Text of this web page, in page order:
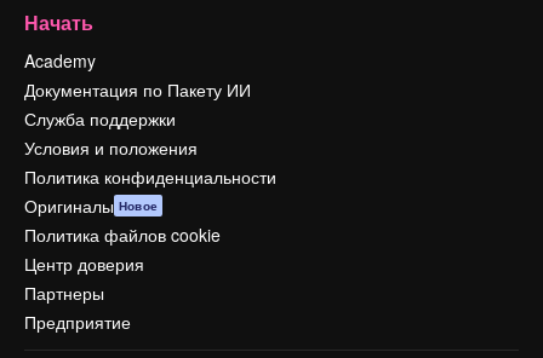
Начать
Academy
Документация по Пакету ИИ
Служба поддержки
Условия и положения
Политика конфиденциальности
Оригиналы Новое
Политика файлов cookie
Центр доверия
Партнеры
Предприятие